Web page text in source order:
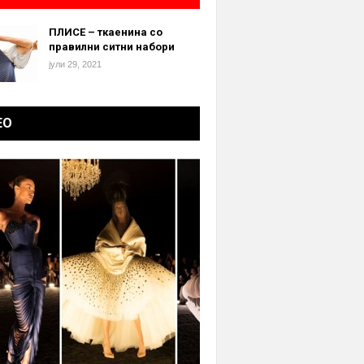
ПЛИСЕ – ткаенина со
правилни ситни набори
јули 29, 2021